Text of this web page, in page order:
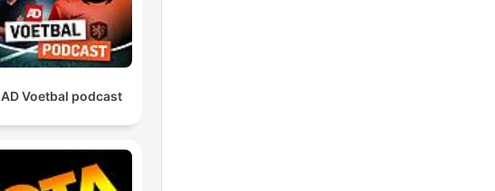
AD Voetbal podcast